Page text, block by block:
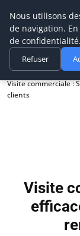
Accueil
Actualité
Visite commerciale :
clients
Visite
Nous utilisons
de navigation.
de confidentialité.
Refuser